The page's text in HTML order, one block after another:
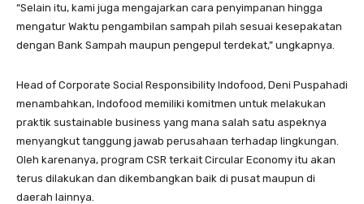
“Selain itu, kami juga mengajarkan cara penyimpanan hingga
mengatur Waktu pengambilan sampah pilah sesuai kesepakatan
dengan Bank Sampah maupun pengepul terdekat,” ungkapnya.
Head of Corporate Social Responsibility Indofood, Deni Puspahadi
menambahkan, Indofood memiliki komitmen untuk melakukan
praktik sustainable business yang mana salah satu aspeknya
menyangkut tanggung jawab perusahaan terhadap Iingkungan.
Oleh karenanya, program CSR terkait Circular Economy itu akan
terus dilakukan dan dikembangkan baik di pusat maupun di
daerah lainnya.